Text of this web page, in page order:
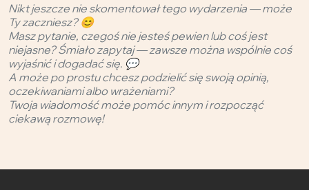
Nikt jeszcze nie skomentował tego wydarzenia — może
Ty zaczniesz? 😊
Masz pytanie, czegoś nie jesteś pewien lub coś jest
niejasne? Śmiało zapytaj — zawsze można wspólnie coś
wyjaśnić i dogadać się. 💬
A może po prostu chcesz podzielić się swoją opinią,
oczekiwaniami albo wrażeniami?
Twoja wiadomość może pomóc innym i rozpocząć
ciekawą rozmowę!